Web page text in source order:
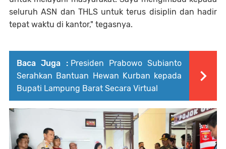
seluruh ASN dan THLS untuk terus disiplin dan hadir
tepat waktu di kantor," tegasnya.
Baca Juga : Presiden Prabowo Subianto
Serahkan Bantuan Hewan Kurban kepada
Bupati Lampung Barat Secara Virtual